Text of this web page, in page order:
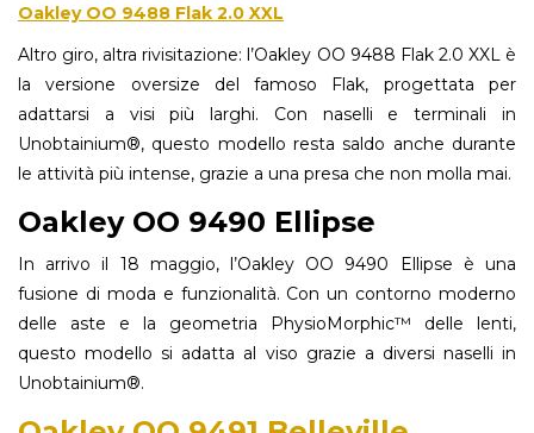
Oakley OO 9488 Flak 2.0 XXL
Altro giro, altra rivisitazione: l’Oakley OO 9488 Flak 2.0 XXL è
la versione oversize del famoso Flak, progettata per
adattarsi a visi più larghi. Con naselli e terminali in
Unobtainium®, questo modello resta saldo anche durante
le attività più intense, grazie a una presa che non molla mai.
Oakley OO 9490 Ellipse
In arrivo il 18 maggio, l’Oakley OO 9490 Ellipse è una
fusione di moda e funzionalità. Con un contorno moderno
delle aste e la geometria PhysioMorphic™ delle lenti,
questo modello si adatta al viso grazie a diversi naselli in
Unobtainium®.